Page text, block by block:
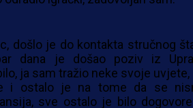
došlo je do kontakta stručnog
dana je došao poziv iz
ja sam tražio neke svoje uvjete,
i ostalo je na tome da se
sve ostalo je bilo